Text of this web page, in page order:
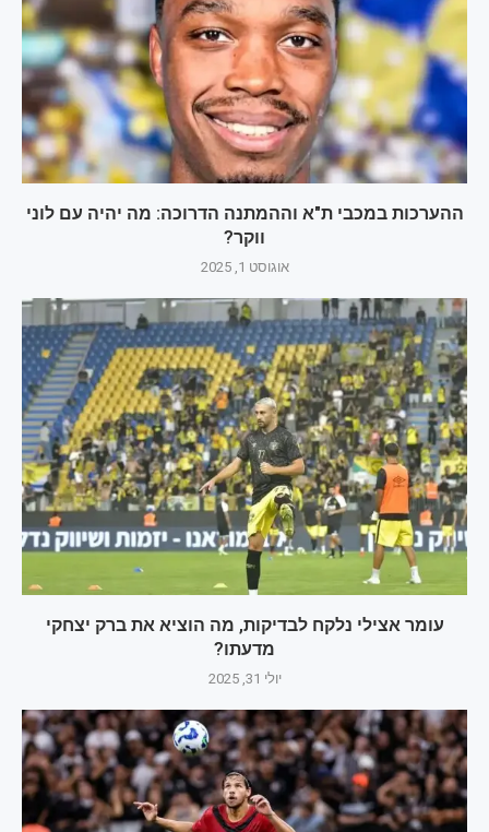
ההערכות במכבי ת"א וההמתנה הדרוכה: מה יהיה עם לוני
ווקר?
אוגוסט 1, 2025
עומר אצילי נלקח לבדיקות, מה הוציא את ברק יצחקי
מדעתו?
יולי 31, 2025